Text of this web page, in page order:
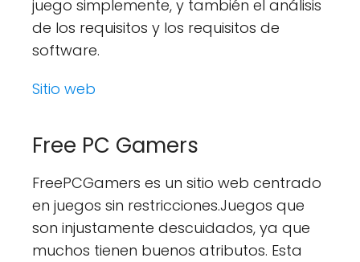
juego simplemente, y también el análisis
de los requisitos y los requisitos de
software.
Sitio web
Free PC Gamers
FreePCGamers es un sitio web centrado
en juegos sin restricciones.Juegos que
son injustamente descuidados, ya que
muchos tienen buenos atributos. Esta